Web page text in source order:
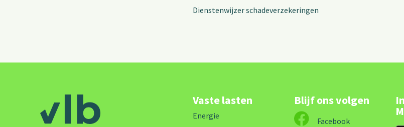
Dienstenwijzer schadeverzekeringen
Vaste lasten
Energie
Blijf ons volgen
Facebook